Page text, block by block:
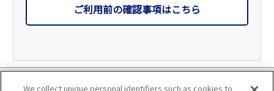
ご利用前の確認事項はこちら
We collect unique personal identifiers such as cookies to